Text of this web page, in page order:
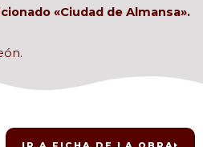
«Ciudad de Almansa».